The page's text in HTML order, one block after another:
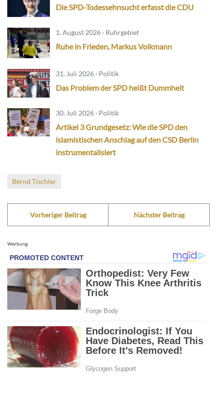
Die SPD-Todessehnsucht erfasst die CDU
1. August 2026 · Ruhrgebiet
Ruhe in Frieden, Markus Volkmann
31. Juli 2026 · Politik
Das Problem der SPD heißt Dummheit
30. Juli 2026 · Politik
Artikel 3 Grundgesetz: Wie die SPD den
islamistischen Anschlag auf den CSD Berlin
instrumentalisiert
Bernd Tischler
Vorheriger Beitrag Nächster Beitrag
Werbung